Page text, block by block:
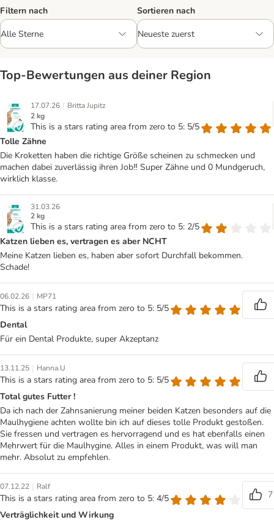
Filtern nach Sortieren nach
Top‑Bewertungen aus deiner Region
17.07.26 | Britta Jupitz
2 kg
This is a stars rating area from zero to 5: 5/5
Tolle Zähne
Die Kroketten haben die richtige Größe scheinen zu schmecken und
machen dabei zuverlässig ihren Job‼️ Super Zähne und 0 Mundgeruch,
wirklich klasse.
31.03.26
2 kg
This is a stars rating area from zero to 5: 2/5
Katzen lieben es, vertragen es aber NCHT
Meine Katzen lieben es, haben aber sofort Durchfall bekommen.
Schade!
06.02.26 | MP71
This is a stars rating area from zero to 5: 5/5
Dental
Für ein Dental Produkte, super Akzeptanz
13.11.25 | Hanna.U
This is a stars rating area from zero to 5: 5/5
Total gutes Futter !
Da ich nach der Zahnsanierung meiner beiden Katzen besonders auf die
Maulhygiene achten wollte bin ich auf dieses tolle Produkt gestoßen.
Sie fressen und vertragen es hervorragend und es hat ebenfalls einen
Mehrwert für die Maulhygine. Alles in einem Produkt, was will man
mehr. Absolut zu empfehlen.
07.12.22 | Ralf
This is a stars rating area from zero to 5: 4/5
7
Verträglichkeit und Wirkung